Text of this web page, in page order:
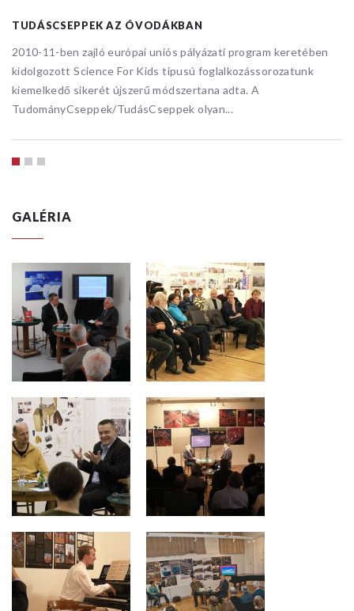
TUDÁSCSEPPEK AZ ÓVODÁKBAN
2010-11-ben zajló európai uniós pályázati program keretében
kidolgozott Science For Kids típusú foglalkozássorozatunk
kiemelkedő sikerét újszerű módszertana adta. A
TudományCseppek/TudásCseppek olyan...
GALÉRIA